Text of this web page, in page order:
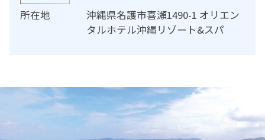
所在地
沖縄県名護市喜瀬1490-1 オリエン
タルホテル沖縄リゾート&スパ